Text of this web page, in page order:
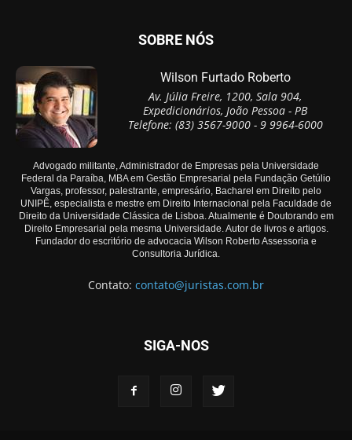
SOBRE NÓS
Wilson Furtado Roberto
Av. Júlia Freire, 1200, Sala 904,
Expedicionários, João Pessoa - PB
Telefone: (83) 3567-9000 - 9 9964-6000
Advogado militante, Administrador de Empresas pela Universidade
Federal da Paraíba, MBA em Gestão Empresarial pela Fundação Getúlio
Vargas, professor, palestrante, empresário, Bacharel em Direito pelo
UNIPÊ, especialista e mestre em Direito Internacional pela Faculdade de
Direito da Universidade Clássica de Lisboa. Atualmente é Doutorando em
Direito Empresarial pela mesma Universidade. Autor de livros e artigos.
Fundador do escritório de advocacia Wilson Roberto Assessoria e
Consultoria Jurídica.
Contato: contato@juristas.com.br
SIGA-NOS